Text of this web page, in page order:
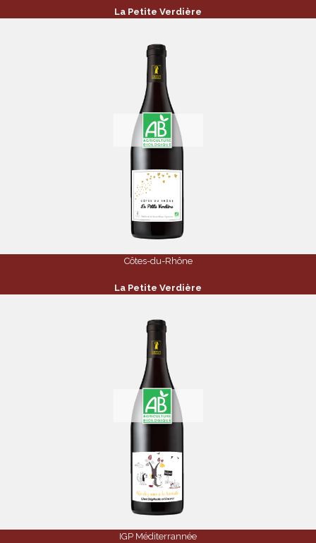
La Petite Verdière
Côtes-du-Rhône
La Petite Verdière
IGP Méditerrannée